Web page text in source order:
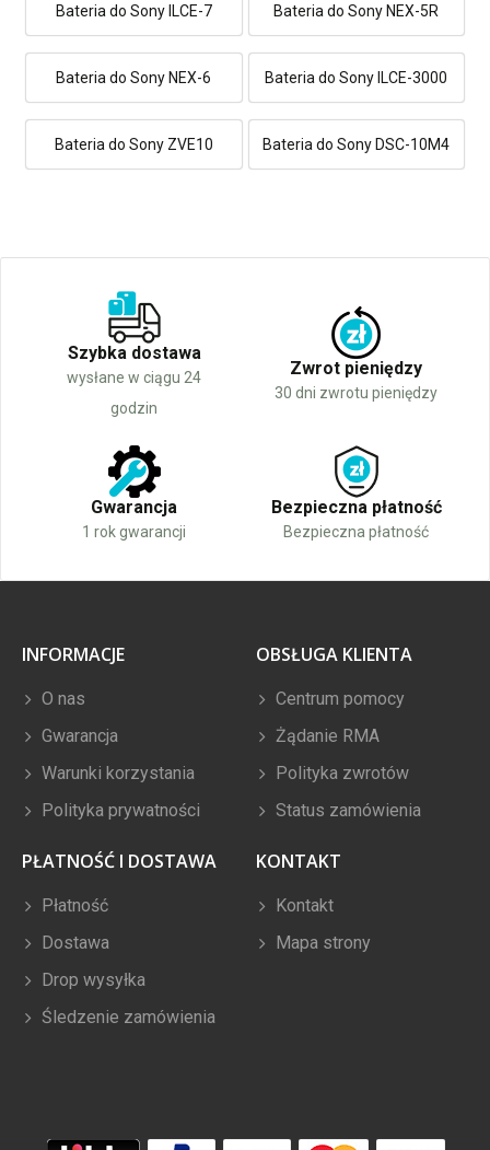
Bateria do Sony ILCE-7 Bateria do Sony NEX-5R
Bateria do Sony NEX-6 Bateria do Sony ILCE-3000
Bateria do Sony ZVE10 Bateria do Sony DSC-10M4
Szybka dostawa
wysłane w ciągu 24
godzin
Zwrot pieniędzy
30 dni zwrotu pieniędzy
Gwarancja
1 rok gwarancji
Bezpieczna płatność
Bezpieczna płatność
INFORMACJE
O nas
Gwarancja
Warunki korzystania
Polityka prywatności
OBSŁUGA KLIENTA
Centrum pomocy
Żądanie RMA
Polityka zwrotów
Status zamówienia
PŁATNOŚĆ I DOSTAWA
Płatność
Dostawa
Drop wysyłka
Śledzenie zamówienia
KONTAKT
Kontakt
Mapa strony